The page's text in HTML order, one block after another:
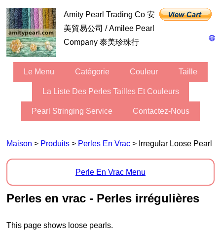
🌐
Amity Pearl Trading Co 安
美貿易公司 / Amilee Pearl
Company 泰美珍珠行
Le Menu Catégorie Couleur Taille
La Liste Des Perles Tailles Et Couleurs
Pearl Stringing Service Contactez-Nous
Maison > Produits > Perles En Vrac > Irregular Loose Pearl
Perle En Vrac Menu
Perles en vrac - Perles irrégulières
This page shows loose pearls.